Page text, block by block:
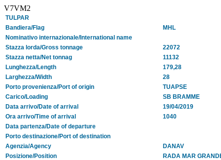
V7VM2
TULPAR
Bandiera/Flag
MHL
Nominativo internazionale/International name
Stazza lorda/Gross tonnage
22072
Stazza netta/Net tonnag
11132
Lunghezza/Length
179,28
Larghezza/Width
28
Porto provenienza/Port of origin
TUAPSE
Carico/Loading
SB BRAMME
Data arrivo/Date of arrival
19/04/2019
Ora arrivo/Time of arrival
1040
Data partenza/Date of departure
Porto destinazione/Port of destination
Agenzia/Agency
DANAV
Posizione/Position
RADA MAR